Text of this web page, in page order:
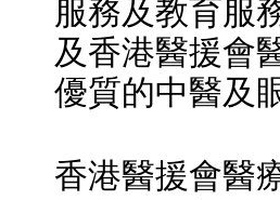
服務及教育服
及香港醫援會
優質的中醫及
香港醫援會醫